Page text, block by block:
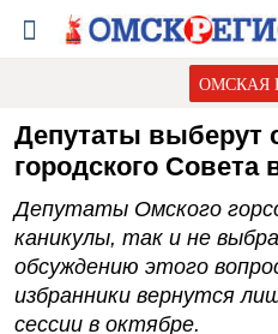
ОМСКАЯ
Депутаты выберут
городского Совета
Депутаты Омского
каникулы, так и не
обсуждению этого
избранники вернутся
сессии в октябре.